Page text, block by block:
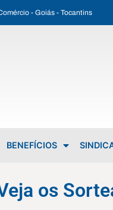
- Goiás - Tocantins
BENEFÍCIOS
os